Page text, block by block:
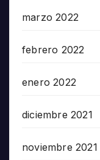
marzo 2022
febrero 2022
enero 2022
diciembre 2021
noviembre 2021